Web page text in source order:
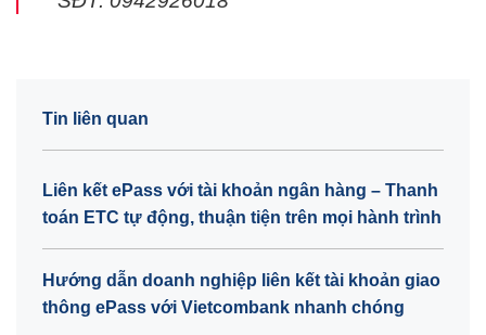
Tin liên quan
Liên kết ePass với tài khoản ngân hàng – Thanh
toán ETC tự động, thuận tiện trên mọi hành trình
Hướng dẫn doanh nghiệp liên kết tài khoản giao
thông ePass với Vietcombank nhanh chóng